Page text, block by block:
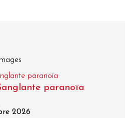
paranoïa
2026